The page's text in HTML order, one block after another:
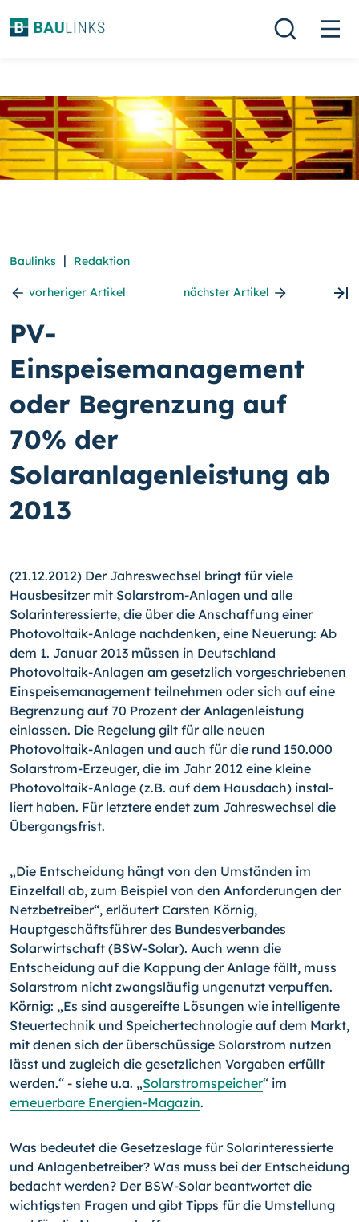
Baulinks | Redaktion
vorheriger Artikel nächster Artikel
PV-
Einspeisemanagement
oder Begrenzung auf
70% der
Solaranlagenleistung ab
2013
(21.12.2012) Der Jahreswechsel bringt für viele
Hausbesitzer mit Solarstrom-Anlagen und alle
Solarinteressierte, die über die Anschaffung einer
Photovoltaik-Anlage nach­denken, eine Neuerung: Ab
dem 1. Januar 2013 müssen in Deutschland
Photovoltaik-Anlagen am gesetzlich vorgeschriebenen
Einspeisemanagement teilnehmen oder sich auf eine
Begrenzung auf 70 Prozent der Anlagenleistung
einlassen. Die Regelung gilt für alle neuen
Photovoltaik-Anlagen und auch für die rund 150.000
Solarstrom-Erzeu­ger, die im Jahr 2012 eine kleine
Photovoltaik-Anlage (z.B. auf dem Hausdach) instal­
liert haben. Für letztere endet zum Jahreswechsel die
Übergangsfrist.
„Die Entscheidung hängt von den Umständen im
Einzelfall ab, zum Beispiel von den Anforderungen der
Netzbetreiber“, erläutert Carsten Körnig,
Hauptgeschäftsführer des Bundesverbandes
Solarwirtschaft (BSW-Solar). Auch wenn die
Entscheidung auf die Kappung der Anlage fällt, muss
Solarstrom nicht zwangsläufig ungenutzt verpuffen.
Körnig: „Es sind ausgereifte Lösungen wie intelligente
Steuertechnik und Speicher­technologie auf dem Markt,
mit denen sich der überschüssige Solarstrom nutzen
lässt und zugleich die gesetzlichen Vorgaben erfüllt
werden.“ - siehe u.a. „Solarstromspei­cher“ im
erneuerbare Energien-Magazin.
Was bedeutet die Gesetzeslage für Solarinteressierte
und Anlagenbetreiber? Was muss bei der Entscheidung
bedacht werden? Der BSW-Solar beantwortet die
wichtigs­ten Fragen und gibt Tipps für die Umstellung